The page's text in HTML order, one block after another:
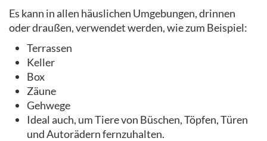
Es kann in allen häuslichen Umgebungen, drinnen
oder draußen, verwendet werden, wie zum Beispiel:
Terrassen
Keller
Box
Zäune
Gehwege
Ideal auch, um Tiere von Büschen, Töpfen, Türen
und Autorädern fernzuhalten.